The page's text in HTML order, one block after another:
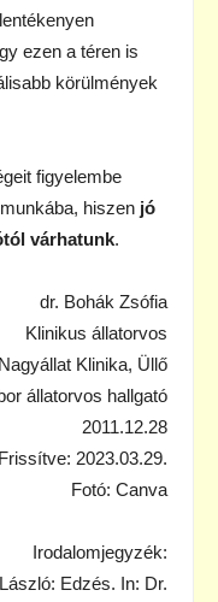
ezen a téren is
körülmények
figyelembe
hiszen jó
várhatunk.
dr. Bohák Zsófia
Klinikus állatorvos
Klinika, Üllő
állatorvos hallgató
2011.12.28
Frissítve: 2023.03.29.
Fotó: Canva
Irodalomjegyzék:
Edzés. In: Dr.